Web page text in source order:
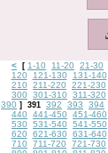
< [ 1-10 11-20 21-30
120
121-130 131-140
210
211-220 221-230
300
301-310 311-320
390 ] 391 392 393 394
440
441-450 451-460
530
531-540 541-550
620
621-630 631-640
710
711-720 721-730